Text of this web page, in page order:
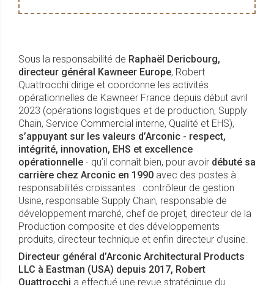
Sous la responsabilité de Raphaël Dericbourg,
directeur général Kawneer Europe, Robert
Quattrocchi dirige et coordonne les activités
opérationnelles de Kawneer France depuis début avril
2023 (opérations logistiques et de production, Supply
Chain, Service Commercial interne, Qualité et EHS),
s’appuyant sur les valeurs d’Arconic - respect,
intégrité, innovation, EHS et excellence
opérationnelle - qu’il connaît bien, pour avoir débuté sa
carrière chez Arconic en 1990 avec des postes à
responsabilités croissantes : contrôleur de gestion
Usine, responsable Supply Chain, responsable de
développement marché, chef de projet, directeur de la
Production composite et des développements
produits, directeur technique et enfin directeur d’usine.
Directeur général d’Arconic Architectural Products
LLC à Eastman (USA) depuis 2017, Robert
Quattrocchi a effectué une revue stratégique du